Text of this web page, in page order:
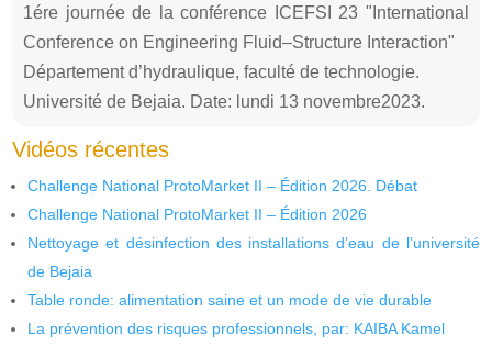
1ére journée de la conférence ICEFSI 23 "International
Conference on Engineering Fluid–Structure Interaction"
Département d’hydraulique, faculté de technologie.
Université de Bejaia. Date: lundi 13 novembre2023.
Vidéos récentes
Challenge National ProtoMarket II – Édition 2026. Débat
Challenge National ProtoMarket II – Édition 2026
Nettoyage et désinfection des installations d’eau de l’université
de Bejaia
Table ronde: alimentation saine et un mode de vie durable
La prévention des risques professionnels, par: KAIBA Kamel